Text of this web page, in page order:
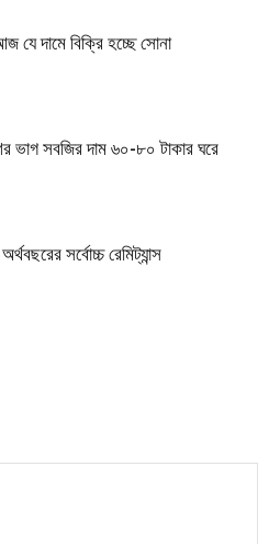
যে দামে বিক্রি হচ্ছে সোনা
ভাগ সবজির দাম ৬০-৮০ টাকার ঘরে
সর্বোচ্চ রেমিট্যান্স